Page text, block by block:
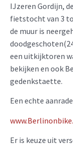
IJzeren Gordijn,
fietstocht van 3
de muur is
een uitkijktoren
bekijken en ook
gedenkstaette.
Een echte
Er is keuze uit